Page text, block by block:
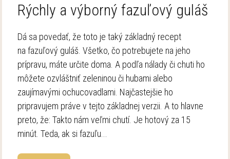
Rýchly a výborný fazuľový guláš
Dá sa povedať, že toto je taký základný recept
na fazuľový guláš. Všetko, čo potrebujete na jeho
prípravu, máte určite doma. A podľa nálady či chuti ho
môžete ozvláštniť zeleninou či hubami alebo
zaujímavými ochucovadlami. Najčastejšie ho
pripravujem práve v tejto základnej verzii. A to hlavne
preto, že: Takto nám veľmi chutí. Je hotový za 15
minút. Teda, ak si fazuľu...